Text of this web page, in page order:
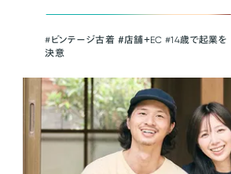
#ビンテージ古着 ＃店舗＋EC #14歳で起業を
決意